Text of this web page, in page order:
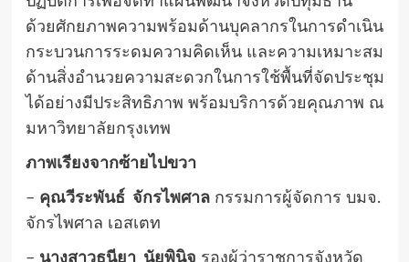
ด้วยศักยภาพความพร้อมด้านบุคลากรในการดำเนิน
กระบวนการระดมความคิดเห็น และความเหมาะสม
ด้านสิ่งอำนวยความสะดวกในการใช้พื้นที่จัดประชุม
ได้อย่างมีประสิทธิภาพ พร้อมบริการด้วยคุณภาพ ณ
มหาวิทยาลัยกรุงเทพ
ภาพเรียงจากซ้ายไปขวา
– คุณวีระพันธ์ จักรไพศาลกรรมการผู้จัดการ บมจ.
จักรไพศาล เอสเตท
– นางสาวธนียา นัยพินิจ รองผู้ว่าราชการจังหวัด